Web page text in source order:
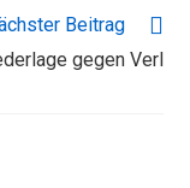
Beitrag
gegen Verl